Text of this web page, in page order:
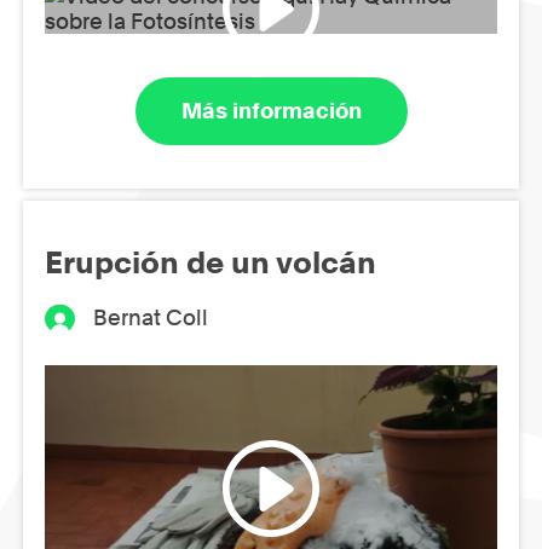
Más información
Erupción de un volcán
Bernat Coll